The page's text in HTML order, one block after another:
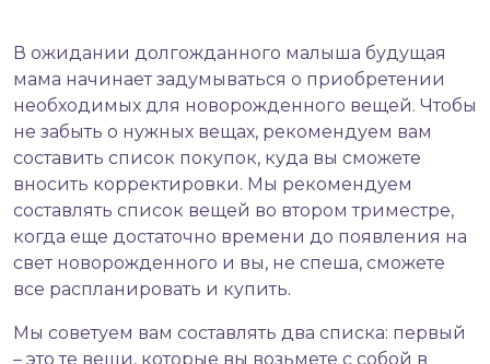
В ожидании долгожданного малыша будущая
мама начинает задумываться о приобретении
необходимых для новорожденного вещей. Чтобы
не забыть о нужных вещах, рекомендуем вам
составить список покупок, куда вы сможете
вносить корректировки. Мы рекомендуем
составлять список вещей во втором триместре,
когда еще достаточно времени до появления на
свет новорожденного и вы, не спеша, сможете
все распланировать и купить.
Мы советуем вам составлять два списка: первый
– это те вещи, которые вы возьмете с собой в